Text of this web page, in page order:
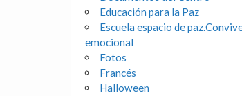
Educación para la Paz
Escuela espacio de
emocional
Fotos
Francés
Halloween